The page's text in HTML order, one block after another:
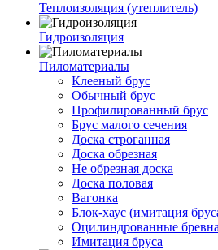
Теплоизоляция (утеплитель)
Гидроизоляция
Пиломатериалы
Клееный брус
Обычный брус
Профилированный брус
Брус малого сечения
Доска строганная
Доска обрезная
Не обрезная доска
Доска половая
Вагонка
Блок-хаус (имитация
Оцилиндрованные бревна
Имитация бруса